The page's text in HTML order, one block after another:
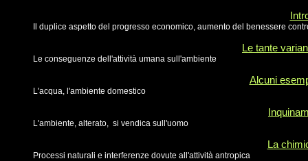
Il duplice aspetto del progresso economico, aumento del benessere
Le tante
Le conseguenze dell'attività umana sull'ambiente
Alcuni
L'acqua, l'ambiente domestico
L'ambiente, alterato, si vendica sull'uomo
La
Processi naturali e interferenze dovute all'attività antropica